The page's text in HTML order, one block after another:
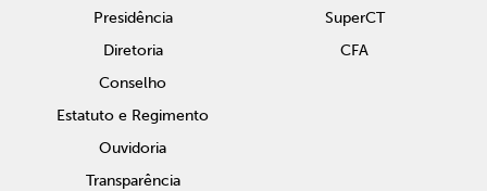
Presidência
Diretoria
Conselho
Estatuto e Regimento
Ouvidoria
Transparência
SuperCT
CFA